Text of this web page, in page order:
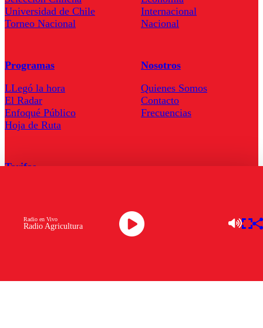
Radio Agricultura
Radio en Vivo
Universidad de Chile
Torneo Nacional
Internacional
Nacional
Programas
LLegó la hora
El Radar
Enfoqué Público
Hoja de Ruta
Nosotros
Quienes Somos
Contacto
Frecuencias
Tarifas
Descarga la APP